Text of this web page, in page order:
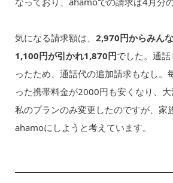
気になる請求額は、 2,970円からみん
1,100円が引かれ1,870円でした。通
ったため、通話代の追加請求もなし。
った携帯料金が2000円も安くなり、
私のプランのみ変更したのですが、家
ahamoにしようと考えています。